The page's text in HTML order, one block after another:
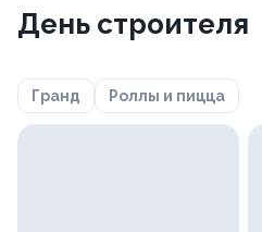
День строителя
Гранд Роллы и пицца